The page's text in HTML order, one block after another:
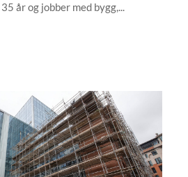
år og jobber med bygg,...